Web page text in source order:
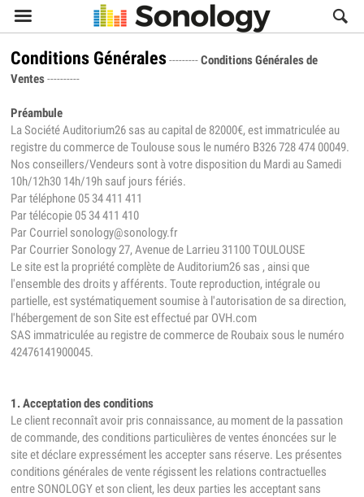

Conditions Générales---------Conditions Générales de
Ventes----------
Préambule
La Société Auditorium26 sas au capital de 82000€, est immatriculée au
registre du commerce de Toulouse sous le numéro B326 728 474 00049.
Nos conseillers/Vendeurs sont à votre disposition du Mardi au Samedi
10h/12h30 14h/19h sauf jours fériés.
Par téléphone 05 34 411 411
Par télécopie 05 34 411 410
Par Courriel sonology@sonology.fr
Par Courrier Sonology 27, Avenue de Larrieu 31100 TOULOUSE
Le site est la propriété complète de Auditorium26 sas , ainsi que
l'ensemble des droits y afférents. Toute reproduction, intégrale ou
partielle, est systématiquement soumise à l'autorisation de sa direction,
l'hébergement de son Site est effectué par OVH.com
SAS immatriculée au registre de commerce de Roubaix sous le numéro
42476141900045.
1. Acceptation des conditions
Le client reconnaît avoir pris connaissance, au moment de la passation
de commande, des conditions particulières de ventes énoncées sur le
site et déclare expressément les accepter sans réserve. Les présentes
conditions générales de vente régissent les relations contractuelles
entre SONOLOGY et son client, les deux parties les acceptant sans